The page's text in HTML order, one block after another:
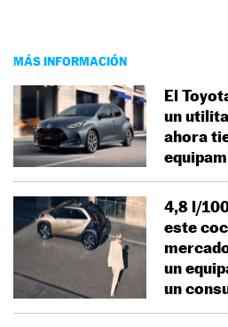
MÁS INFORMACIÓN
El
un
ahora
4,8 l/
este
un
un